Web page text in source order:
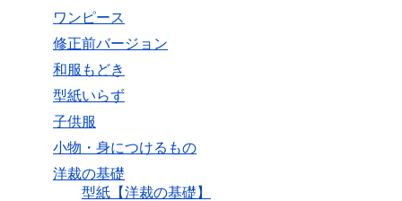
ワンピース
修正前バージョン
和服もどき
型紙いらず
子供服
小物・身につけるもの
洋裁の基礎
型紙【洋裁の基礎】